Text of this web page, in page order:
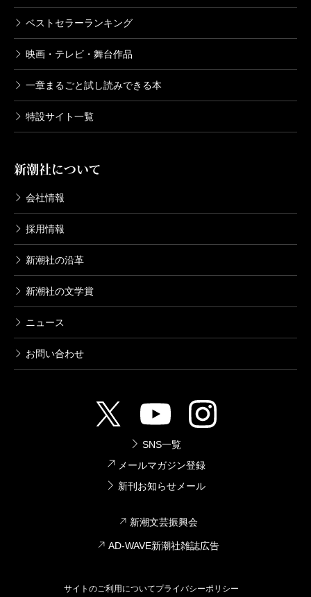
ベストセラーランキング
映画・テレビ・舞台作品
一章まるごと試し読みできる本
特設サイト一覧
新潮社について
会社情報
採用情報
新潮社の沿革
新潮社の文学賞
ニュース
お問い合わせ
SNS一覧
メールマガジン登録
新刊お知らせメール
新潮文芸振興会
AD-WAVE新潮社雑誌広告
サイトのご利用についてプライバシーポリシー